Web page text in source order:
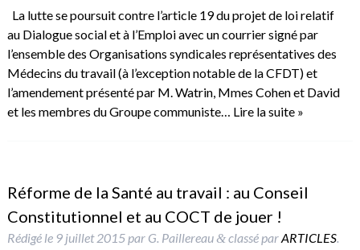
La lutte se poursuit contre l’article 19 du projet de loi relatif
au Dialogue social et à l’Emploi avec un courrier signé par
l’ensemble des Organisations syndicales représentatives des
Médecins du travail (à l’exception notable de la CFDT) et
l’amendement présenté par M. Watrin, Mmes Cohen et David
et les membres du Groupe communiste… Lire la suite »
Réforme de la Santé au travail : au Conseil
Constitutionnel et au COCT de jouer !
Rédigé le 9 juillet 2015par G. Paillereau &classé parARTICLES.